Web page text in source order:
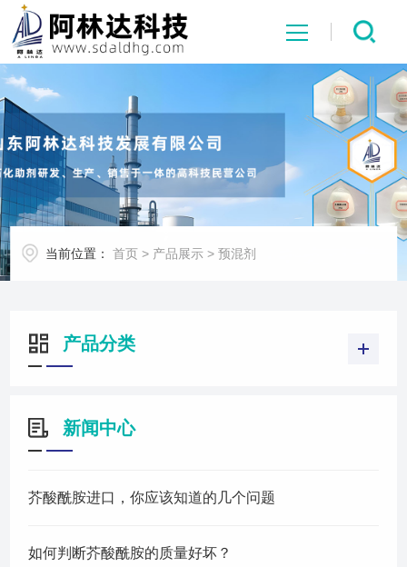
关于我们
产品展示
新闻中心
当前位置： 首页 > 产品展示 >预混剂
产品分类
新闻中心
芥酸酰胺进口，你应该知道的几个问题
如何判断芥酸酰胺的质量好坏？